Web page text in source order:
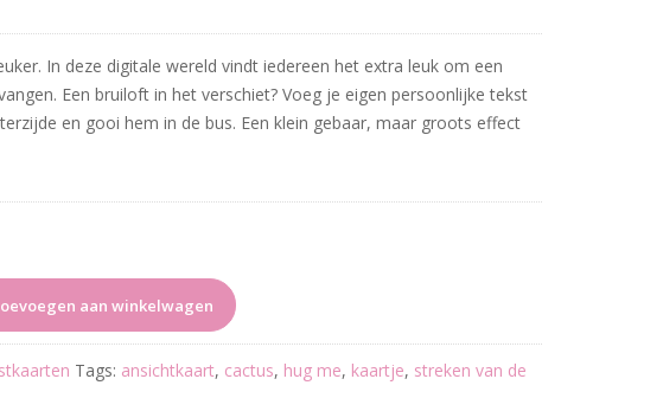
In deze digitale wereld vindt iedereen het extra leuk om een
Een bruiloft in het verschiet? Voeg je eigen persoonlijke tekst
en gooi hem in de bus. Een klein gebaar, maar groots effect
aan winkelwagen
Tags: ansichtkaart, cactus, hug me, kaartje, streken van de